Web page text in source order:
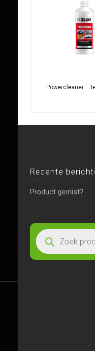
Powercleaner –
Recente
Product gemist?